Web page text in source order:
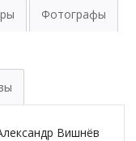
Фотографы
Вишнёв